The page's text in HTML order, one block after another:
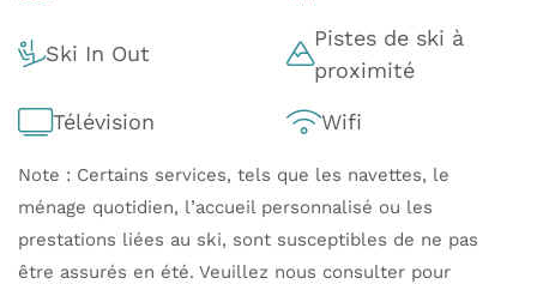
Ski In Out
Pistes de ski à
proximité
Télévision Wifi
Note : Certains services, tels que les navettes, le
ménage quotidien, l’accueil personnalisé ou les
prestations liées au ski, sont susceptibles de ne pas
être assurés en été. Veuillez nous consulter pour